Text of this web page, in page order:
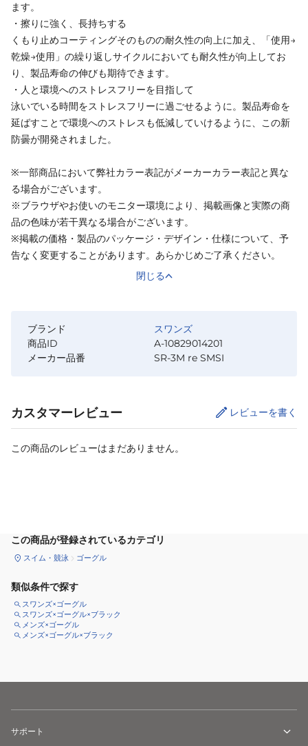
ます。
・擦りに強く、長持ちする
くもり止めコーティングそのものの耐久性の向上に加え、「使用→
乾燥→使用」の繰り返しサイクルにおいても耐久性が向上してお
り、製品寿命の伸びも期待できます。
・人と環境へのストレスフリーを目指して
泳いでいる時間をストレスフリーに過ごせるように。製品寿命を
延ばすことで環境へのストレスも低減していけるように、この新
防曇が開発されました。
※一部商品において弊社カラー表記がメーカーカラー表記と異な
る場合がございます。
※ブラウザやお使いのモニター環境により、掲載画像と実際の商
品の色味が若干異なる場合がございます。
※掲載の価格・製品のパッケージ・デザイン・仕様について、予
告なく変更することがあります。あらかじめご了承ください。
閉じる
ブランド
スワンズ
商品ID
A-10829014201
メーカー品番
SR-3M re SMSI
カスタマーレビュー レビューを書く
この商品のレビューはまだありません。
この商品が登録されているカテゴリ
スイム・競泳 ゴーグル
類似条件で探す
スワンズ×ゴーグル
スワンズ×ゴーグル×ブラック
メンズ×ゴーグル
メンズ×ゴーグル×ブラック
サポート